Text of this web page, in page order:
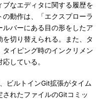
なエディタに関する履歴を
動作は、「エクスプローラ
バーにある目の形をしたア
切り替えられる。また、タ
イピング時のインクリメン
している。
ビルトインGit拡張がタイム
れたファイルのGitコミッ